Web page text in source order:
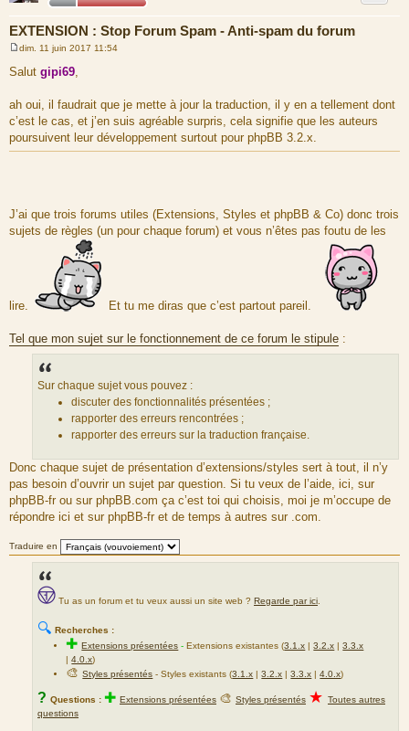
EXTENSION : Stop Forum Spam - Anti-spam du forum
e
s
a
g
e
dim. 11 juin 2017 11:54
Salut gipi69,
ah oui, il faudrait que je mette à jour la traduction, il y en a tellement dont
c’est le cas, et j’en suis agréable surpris, cela signifie que les auteurs
poursuivent leur développement surtout pour phpBB 3.2.x.
J’ai que trois forums utiles (Extensions, Styles et phpBB & Co) donc trois
sujets de règles (un pour chaque forum) et vous n’êtes pas foutu de les
lire. Et tu me diras que c’est partout pareil.
Tel que mon sujet sur le fonctionnement de ce forum le stipule :
Sur chaque sujet vous pouvez :
discuter des fonctionnalités présentées ;
rapporter des erreurs rencontrées ;
rapporter des erreurs sur la traduction française.
Donc chaque sujet de présentation d’extensions/styles sert à tout, il n’y
pas besoin d’ouvrir un sujet par question. Si tu veux de l’aide, ici, sur
phpBB-fr ou sur phpBB.com ça c’est toi qui choisis, moi je m’occupe de
répondre ici et sur phpBB-fr et de temps à autres sur .com.
Traduire en
Tu as un forum et tu veux aussi un site web ? Regarde par ici.
🔍 Recherches :
✚Extensions présentées -Extensions existantes (3.1.x |3.2.x |3.3.x
|4.0.x)
🎨Styles présentés - Styles existants (3.1.x |3.2.x |3.3.x |4.0.x)
? Questions : ✚ Extensions présentées 🎨 Styles présentés ★ Toutes autres
questions